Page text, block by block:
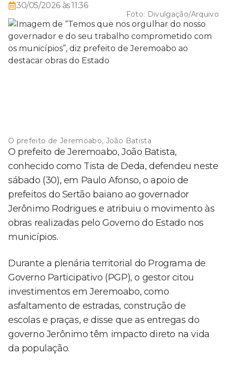
30/05/2026 às 11:36
Foto: Divulgação/Arquivo
O prefeito de Jeremoabo, João Batista
O prefeito de Jeremoabo, João Batista,
conhecido como Tista de Deda, defendeu neste
sábado (30), em Paulo Afonso, o apoio de
prefeitos do Sertão baiano ao governador
Jerônimo Rodrigues e atribuiu o movimento às
obras realizadas pelo Governo do Estado nos
municípios.
Durante a plenária territorial do Programa de
Governo Participativo (PGP), o gestor citou
investimentos em Jeremoabo, como
asfaltamento de estradas, construção de
escolas e praças, e disse que as entregas do
governo Jerônimo têm impacto direto na vida
da população.